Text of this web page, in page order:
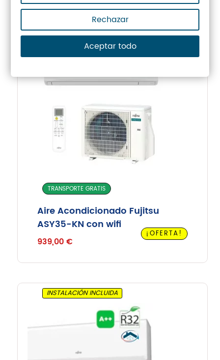
¡OFERTA!
INSTALACIÓN INCLUIDA
TRANSPORTE GRATIS
Aire Acondicionado Fujitsu
ASY35-KN con wifi
939,00€
INSTALACIÓN INCLUIDA
Rechazar
Aceptar todo